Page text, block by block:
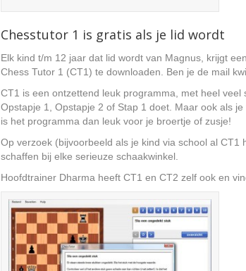
Chesstutor 1 is gratis als je lid wordt
Elk kind t/m 12 jaar dat lid wordt van Magnus, krijgt
Chess Tutor 1 (CT1) te downloaden. Ben je de mail
CT1 is een ontzettend leuk programma, met heel
Opstapje 1, Opstapje 2 of Stap 1 doet. Maar ook als
is het programma dan leuk voor je broertje of zusje!
Op verzoek (bijvoorbeeld als je kind via school al
schaffen bij elke serieuze schaakwinkel.
Hoofdtrainer Dharma heeft CT1 en CT2 zelf ook en